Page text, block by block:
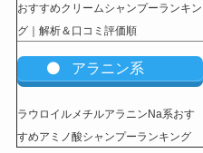
おすすめクリームシャンプーランキン
グ｜解析＆口コミ評価順
アラニン系
ラウロイルメチルアラニンNa系おす
すめアミノ酸シャンプーランキング